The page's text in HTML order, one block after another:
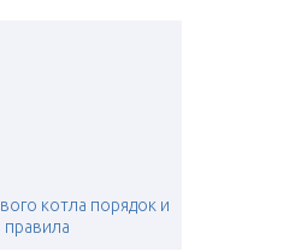
котла порядок и
правила